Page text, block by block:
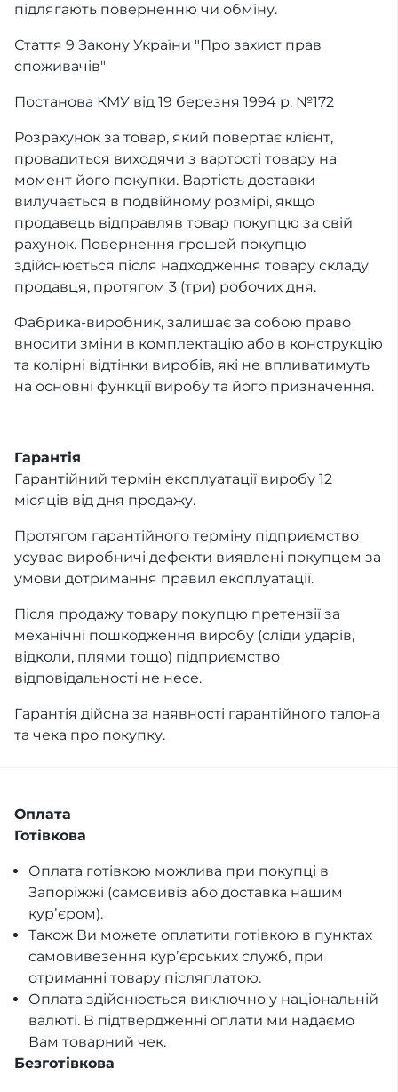
підлягають поверненню чи обміну.
Стаття 9 Закону України "Про захист прав
споживачів"
Постанова КМУ від 19 березня 1994 р. №172
Розрахунок за товар, який повертає клієнт,
провадиться виходячи з вартості товару на
момент його покупки. Вартість доставки
вилучається в подвійному розмірі, якщо
продавець відправляв товар покупцю за свій
рахунок. Повернення грошей покупцю
здійснюється після надходження товару складу
продавця, протягом 3 (три) робочих дня.
Фабрика-виробник, залишає за собою право
вносити зміни в комплектацію або в конструкцію
та колірні відтінки виробів, які не впливатимуть
на основні функції виробу та його призначення.
Гарантія
Гарантійний термін експлуатації виробу 12
місяців від дня продажу.
Протягом гарантійного терміну підприємство
усуває виробничі дефекти виявлені покупцем за
умови дотримання правил експлуатації.
Після продажу товару покупцю претензії за
механічні пошкодження виробу (сліди ударів,
відколи, плями тощо) підприємство
відповідальності не несе.
Гарантія дійсна за наявності гарантійного талона
та чека про покупку.
Оплата
Готівкова
Оплата готівкою можлива при покупці в
Запоріжжі (самовивіз або доставка нашим
курʼєром).
Також Ви можете оплатити готівкою в пунктах
самовивезення курʼєрських служб, при
отриманні товару післяплатою.
Оплата здійснюється виключно у національній
валюті. В підтвердженні оплати ми надаємо
Вам товарний чек.
Безготівкова